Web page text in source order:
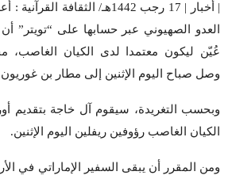
| أخبار | 17 رجب 1442هـ/ الثقافة
العدو الصهيوني عبر حسابها على “تويتر” أن
عُيّن ليكون معتمدا لدى الكيان الغاصب،
وصل صباح اليوم الإثنين إلى مطار بن
وبحسب التغريدة، سيقوم آل خاجة بتقديم
الكيان الغاصب رؤوفين ريفلين اليوم الإثنين.
ومن المقرر أن يبقى السفير الإماراتي في